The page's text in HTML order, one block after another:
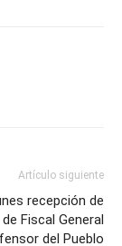
Artículo siguiente
recepción de
Fiscal General
del Pueblo